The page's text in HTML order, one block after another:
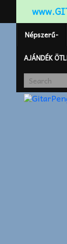
Népszerű-
AJÁNDÉK